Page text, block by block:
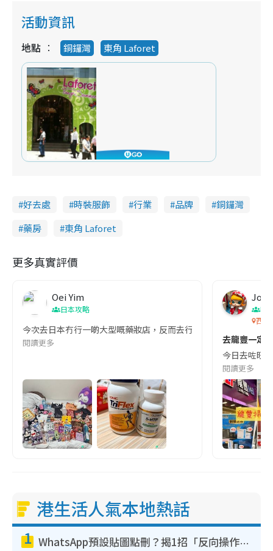
活動資訊
地點 銅鑼灣 東角 Laforet
好去處 時裝服飾 行業 品牌
銅鑼灣
藥房
東角 Laforet
更多真實評價
Oei Yim
日本攻略
今次去日本冇行一啲大型嘅藥妝店，反而去行一啲小區裏面嘅平
閱讀更多
吹
西洋
去龍豐一定
今日去咗旺
閱讀更多
港生活人氣本地熱話
1 WhatsApp預設貼圖點刪？揭1招「反向操作」還原簡潔介面 附3步實測教學